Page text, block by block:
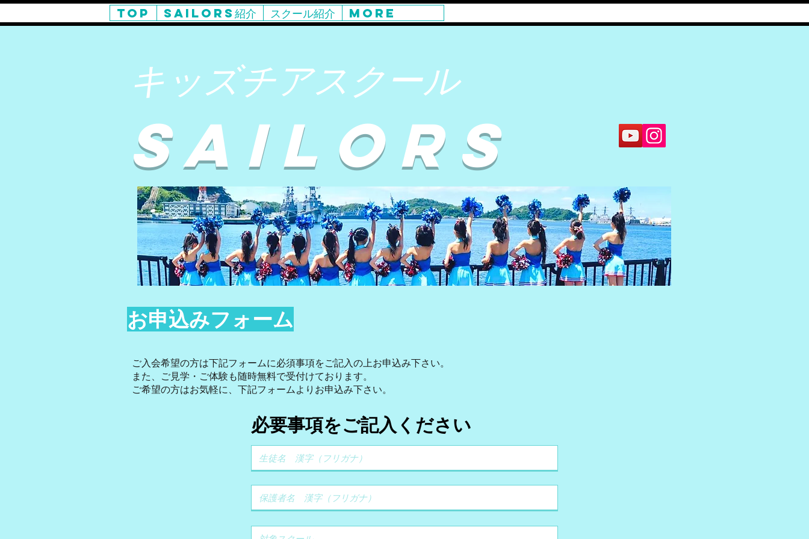
TOP SAILORS紹介 スクール紹介 More
キッズチアスクール
SAILORS
お申込みフォーム
ご入会希望の方は下記フォームに必須事項をご記入の上お申込み下さい。
また、ご見学・ご体験も随時無料で受付けております。​
ご希望の方はお気軽に、下記フォームよりお申込み下さい。
必要事項をご記入ください